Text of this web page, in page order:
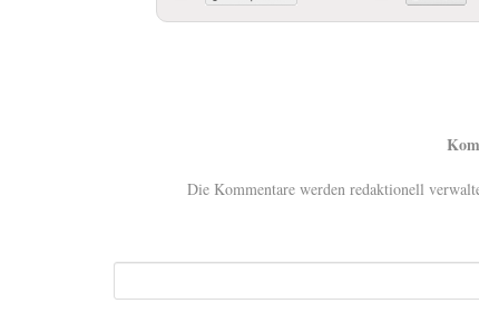
Die Kommentare werden redaktionell